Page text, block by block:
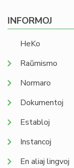
INFORMOJ
HeKo
Raŭmismo
Normaro
Dokumentoj
Establoj
Instancoj
En aliaj lingvoj